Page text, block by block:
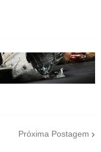
Próxima Postagem